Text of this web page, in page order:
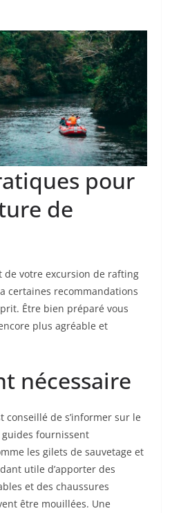
pour
de
votre excursion de rafting
certaines recommandations
Être bien préparé vous
plus agréable et
nécessaire
de s’informer sur le
guides fournissent
les gilets de sauvetage et
utile d’apporter des
et des chaussures
être mouillées. Une